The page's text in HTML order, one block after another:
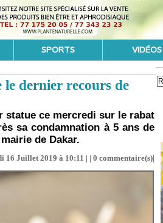
SPORTS VIDÉOS
dernier recours de
statue ce mercredi sur le rabat
sa condamnation à 5 ans de
de Dakar.
16 Juillet 2019 à 10:11 | | 0 commentaire(s)|